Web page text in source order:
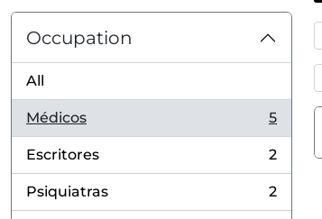
Occupation
All
Médicos
, 5 results
5
Escritores
, 2 results
2
Psiquiatras
, 2 results
2